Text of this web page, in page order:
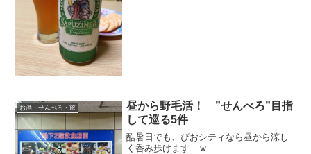
お酒・せんべろ・旅
昼から野毛活！ ”せんべろ”目指
して巡る5件
酷暑日でも、ぴおシティなら昼から涼し
く呑み歩けます ｗ